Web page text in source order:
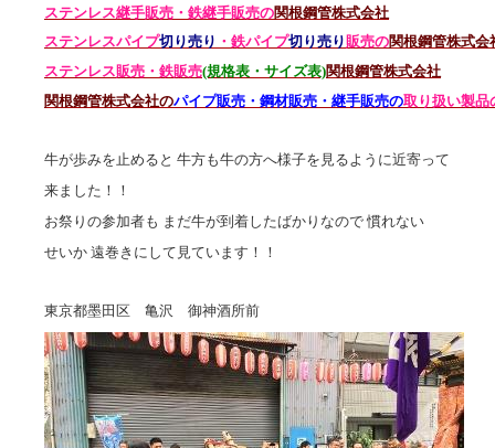
ステンレス継手販売・鉄継手販売の関根鋼管株式会社
ステンレスパイプ切り売り ・鉄パイプ切り売り販売の関根鋼管株式会
ステンレス販売・鉄販売(規格表・サイズ表)関根鋼管株式会社
関根鋼管株式会社のパイプ販売・鋼材販売・継手販売の取り扱い製品
牛が歩みを止めると 牛方も牛の方へ様子を見るように近寄って
来ました！！
お祭りの参加者も まだ牛が到着したばかりなので 慣れない
せいか 遠巻きにして見ています！！
東京都墨田区 亀沢 御神酒所前